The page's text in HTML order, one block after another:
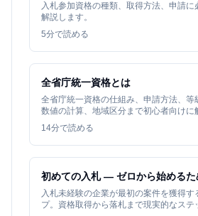
入札参加資格の種類、取得方法、申請に
解説します。
5分で読める
全省庁統一資格とは
全省庁統一資格の仕組み、申請方法、等
数値の計算、地域区分まで初心者向けに
14分で読める
初めての入札 — ゼロから始めるた
入札未経験の企業が最初の案件を獲得す
プ。資格取得から落札まで現実的なステ